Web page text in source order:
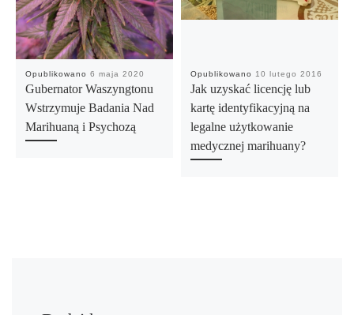
Opublikowano 6 maja 2020
Gubernator Waszyngtonu
Wstrzymuje Badania Nad
Marihuaną i Psychozą
Opublikowano 10 lutego 2016
Jak uzyskać licencję lub
kartę identyfikacyjną na
legalne użytkowanie
medycznej marihuany?